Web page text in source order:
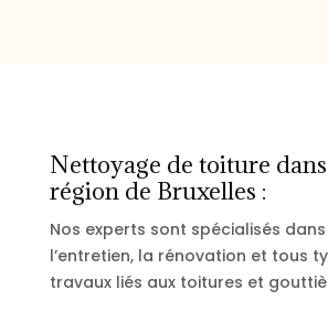
Nettoyage de toiture
région de Bruxelles :
Nos experts sont spécialisés
l’entretien, la rénovation et tous
travaux liés aux toitures et